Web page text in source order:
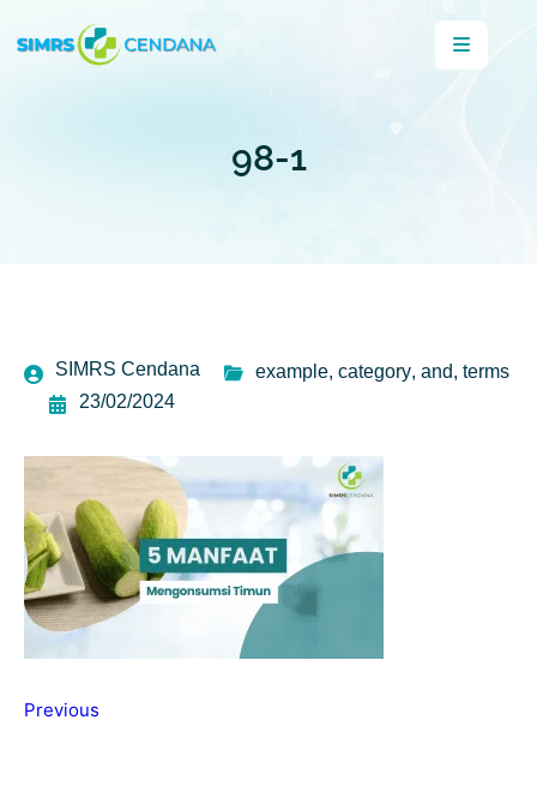
98-1
SIMRS Cendana example, category, and, terms
23/02/2024
Previous